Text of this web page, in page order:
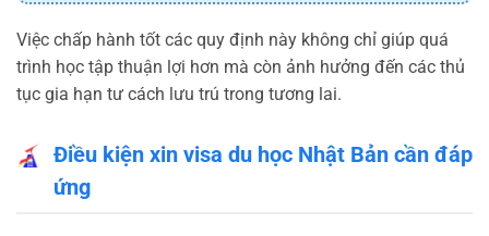
Việc chấp hành tốt các quy định này không chỉ giúp quá
trình học tập thuận lợi hơn mà còn ảnh hưởng đến các thủ
tục gia hạn tư cách lưu trú trong tương lai.
Điều kiện xin visa du học Nhật Bản cần đáp
ứng